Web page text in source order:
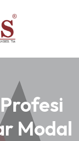
Modal